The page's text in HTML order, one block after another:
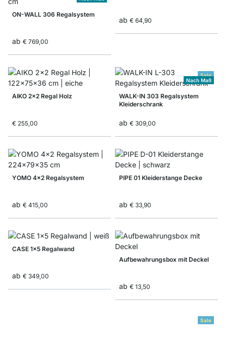
ON-WALL 306 Regalsystem
ab € 769,00
ab € 64,90
AIKO 2x2 Regal Holz
€ 255,00
Sale
Nach Maß
WALK-IN 303 Regalsystem
Kleiderschrank
ab € 309,00
YOMO 4x2 Regalsystem
ab € 415,00
PIPE 01 Kleiderstange Decke
ab € 33,90
CASE 1x5 Regalwand
ab € 349,00
Aufbewahrungsbox mit Deckel
ab € 13,50
Sale